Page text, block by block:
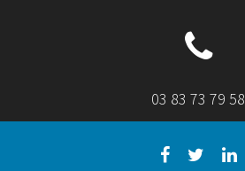
03 83 73 79 58